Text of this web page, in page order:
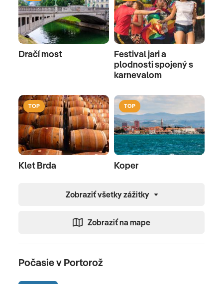
Dračí most
Festival jari a
plodnosti spojený s
karnevalom
TOP
Klet Brda
TOP
Koper
Zobraziť všetky zážitky
Zobraziť na mape
Počasie v Portorož